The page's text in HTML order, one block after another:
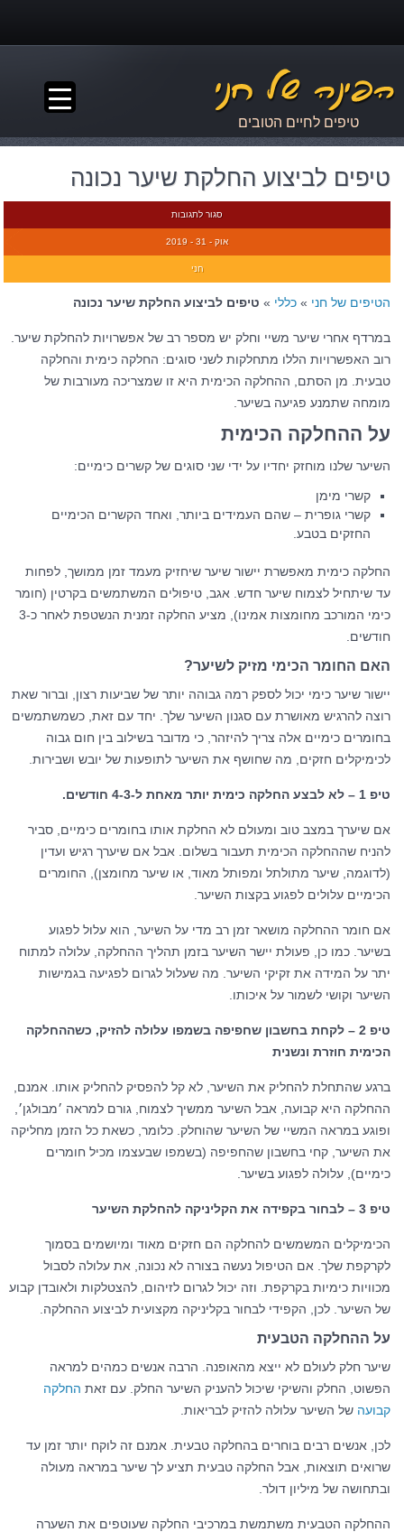
טיפים לחיים הטובים
טיפים לביצוע החלקת שיער נכונה
סגור לתגובות
אוק - 31 - 2019
חני
הטיפים של חני » כללי » טיפים לביצוע החלקת שיער נכונה
במרדף אחרי שיער משיי וחלק יש מספר רב של אפשרויות להחלקת שיער.
רוב האפשרויות הללו מתחלקות לשני סוגים: החלקה כימית והחלקה
טבעית. מן הסתם, ההחלקה הכימית היא זו שמצריכה מעורבות של
מומחה שתמנע פגיעה בשיער.
על ההחלקה הכימית
השיער שלנו מוחזק יחדיו על ידי שני סוגים של קשרים כימיים:
קשרי מימן
קשרי גופרית – שהם העמידים ביותר, ואחד הקשרים הכימיים
החזקים בטבע.
החלקה כימית מאפשרת יישור שיער שיחזיק מעמד זמן ממושך, לפחות
עד שיתחיל לצמוח שיער חדש. אגב, טיפולים המשתמשים בקרטין (חומר
כימי המורכב מחומצות אמינו), מציע החלקה זמנית הנשטפת לאחר כ-3
חודשים.
האם החומר הכימי מזיק לשיער?
יישור שיער כימי יכול לספק רמה גבוהה יותר של שביעות רצון, וברור שאת
רוצה להרגיש מאושרת עם סגנון השיער שלך. יחד עם זאת, כשמשתמשים
בחומרים כימיים אלה צריך להיזהר, כי מדובר בשילוב בין חום גבוה
לכימיקלים חזקים, מה שחושף את השיער לתופעות של יובש ושבירות.
טיפ 1 – לא לבצע החלקה כימית יותר מאחת ל-4-3 חודשים.
אם שיערך במצב טוב ומעולם לא החלקת אותו בחומרים כימיים, סביר
להניח שההחלקה הכימית תעבור בשלום. אבל אם שיערך רגיש ועדין
(לדוגמה, שיער מתולתל ומפותל מאוד, או שיער מחומצן), החומרים
הכימיים עלולים לפגוע בקצות השיער.
אם חומר ההחלקה מושאר זמן רב מדי על השיער, הוא עלול לפגוע
בשיער. כמו כן, פעולת יישר השיער בזמן תהליך ההחלקה, עלולה למתוח
יתר על המידה את זקיקי השיער. מה שעלול לגרום לפגיעה בגמישות
השיער וקושי לשמור על איכותו.
טיפ 2 – לקחת בחשבון שחפיפה בשמפו עלולה להזיק, כשההחלקה
הכימית חוזרת ונשנית
ברגע שהתחלת להחליק את השיער, לא קל להפסיק להחליק אותו. אמנם,
ההחלקה היא קבועה, אבל השיער ממשיך לצמוח, גורם למראה ׳מבולגן׳,
ופוגע במראה המשיי של השיער שהוחלק. כלומר, כשאת כל הזמן מחליקה
את השיער, קחי בחשבון שהחפיפה (בשמפו שבעצמו מכיל חומרים
כימיים), עלולה לפגוע בשיער.
טיפ 3 – לבחור בקפידה את הקליניקה להחלקת השיער
הכימיקלים המשמשים להחלקה הם חזקים מאוד ומיושמים בסמוך
לקרקפת שלך. אם הטיפול נעשה בצורה לא נכונה, את עלולה לסבול
מכוויות כימיות בקרקפת. וזה יכול לגרום לזיהום, להצטלקות ולאובדן קבוע
של השיער. לכן, הקפידי לבחור בקליניקה מקצועית לביצוע ההחלקה.
על ההחלקה הטבעית
שיער חלק לעולם לא ייצא מהאופנה. הרבה אנשים כמהים למראה
הפשוט, החלק והשיקי שיכול להעניק השיער החלק. עם זאת החלקה
קבועה של השיער עלולה להזיק לבריאות.
לכן, אנשים רבים בוחרים בהחלקה טבעית. אמנם זה לוקח יותר זמן עד
שרואים תוצאות, אבל החלקה טבעית תציע לך שיער במראה מעולה
ובתחושה של מיליון דולר.
ההחלקה הטבעית משתמשת במרכיבי החלקה שעוטפים את השערה